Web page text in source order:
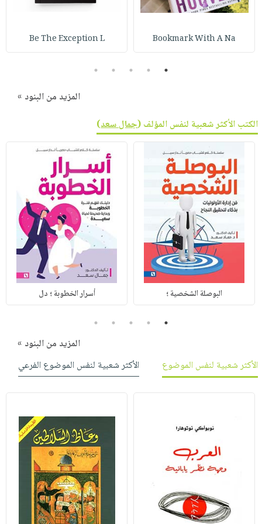
صابون
مناسبات
فيديوهات
يتكرر
انشر
كتابك
تواصل
معنا
عربة
التسوق
Bookmark With A Na
Be The Exception L
1
2
3
4
5
المزيد من البنود »
الكتب الأكثر شعبية لنفس المؤلف (جمال سعد)
البوصلة الشخصية ؛ أسرار الخطوبة ؛ دل
1
2
3
4
5
المزيد من البنود »
الأكثر شعبية لنفس الموضوع
الأكثر شعبية لنفس الموضوع الفرعي